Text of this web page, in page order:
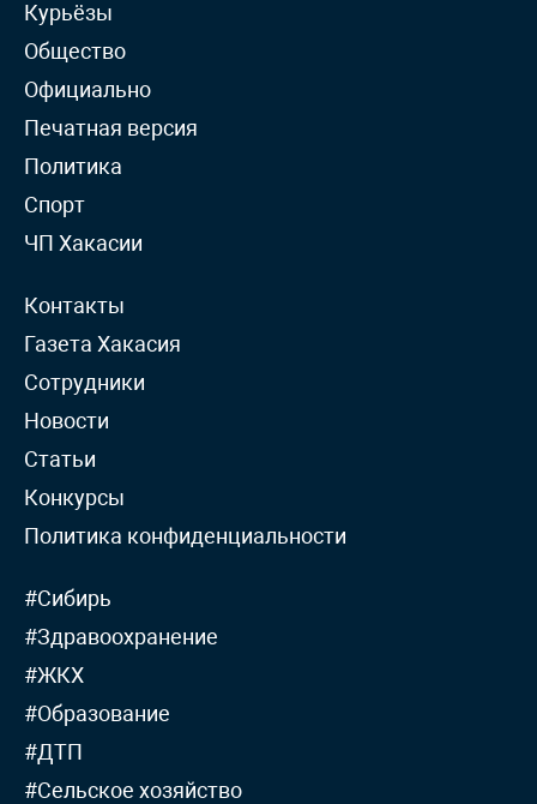
Курьёзы
Общество
Официально
Печатная версия
Политика
Спорт
ЧП Хакасии
Контакты
Газета Хакасия
Сотрудники
Новости
Статьи
Конкурсы
Политика конфиденциальности
#Сибирь
#Здравоохранение
#ЖКХ
#Образование
#ДТП
#Сельское хозяйство